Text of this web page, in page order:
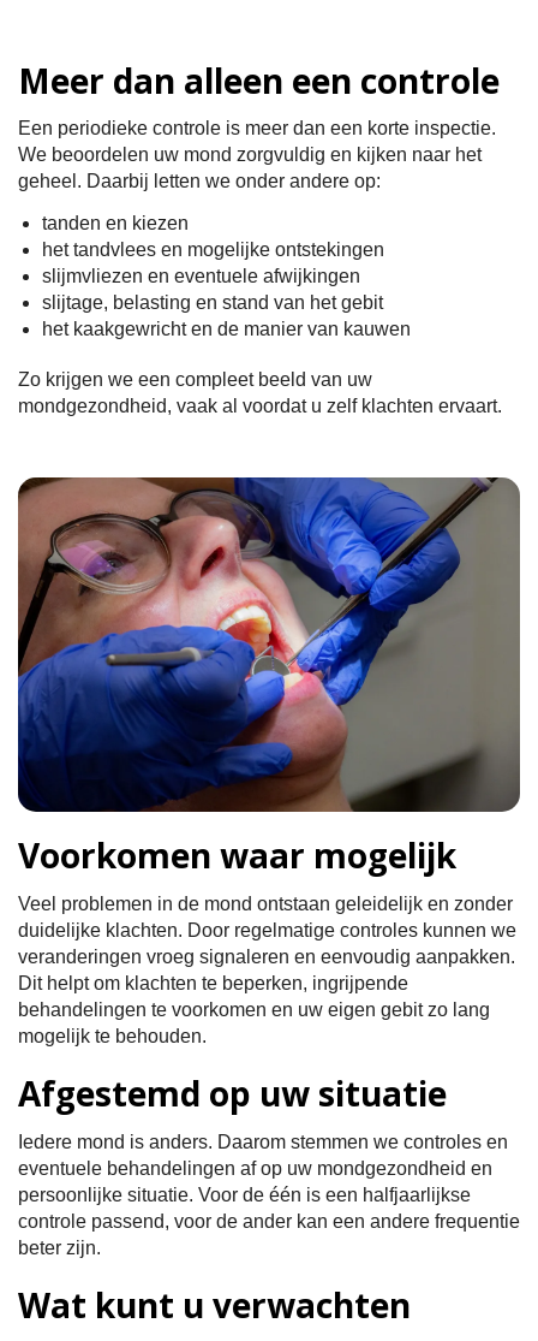
Meer dan alleen een controle
Een periodieke controle is meer dan een korte inspectie.
We beoordelen uw mond zorgvuldig en kijken naar het
geheel. Daarbij letten we onder andere op:
tanden en kiezen
het tandvlees en mogelijke ontstekingen
slijmvliezen en eventuele afwijkingen
slijtage, belasting en stand van het gebit
het kaakgewricht en de manier van kauwen
Zo krijgen we een compleet beeld van uw
mondgezondheid, vaak al voordat u zelf klachten ervaart.
Voorkomen waar mogelijk
Veel problemen in de mond ontstaan geleidelijk en zonder
duidelijke klachten. Door regelmatige controles kunnen we
veranderingen vroeg signaleren en eenvoudig aanpakken.
Dit helpt om klachten te beperken, ingrijpende
behandelingen te voorkomen en uw eigen gebit zo lang
mogelijk te behouden.
Afgestemd op uw situatie
Iedere mond is anders. Daarom stemmen we controles en
eventuele behandelingen af op uw mondgezondheid en
persoonlijke situatie. Voor de één is een halfjaarlijkse
controle passend, voor de ander kan een andere frequentie
beter zijn.
Wat kunt u verwachten